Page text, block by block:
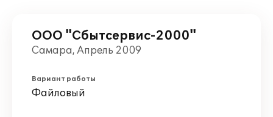
ООО "Сбытсервис-2000"
Самара, Апрель 2009
Вариант работы
Файловый